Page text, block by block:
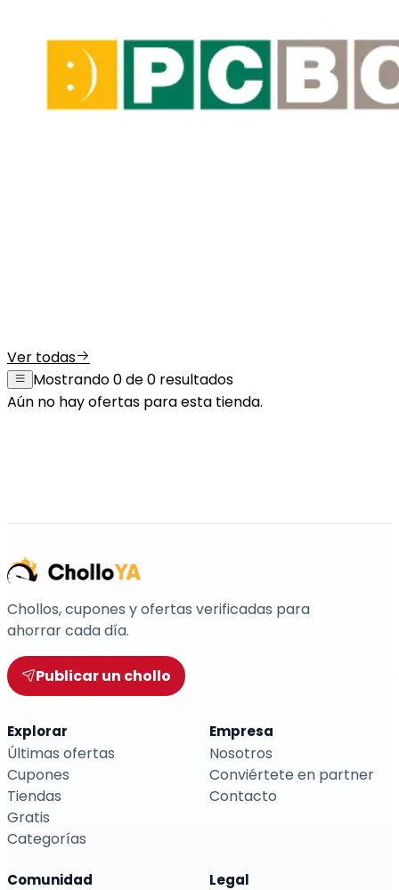
Ver todas
Mostrando 0 de 0 resultados
Aún no hay ofertas para esta tienda.
Chollos, cupones y ofertas verificadas para
ahorrar cada día.
Publicar un chollo
Explorar
Últimas ofertas
Cupones
Tiendas
Gratis
Categorías
Empresa
Nosotros
Conviértete en partner
Contacto
Comunidad Legal